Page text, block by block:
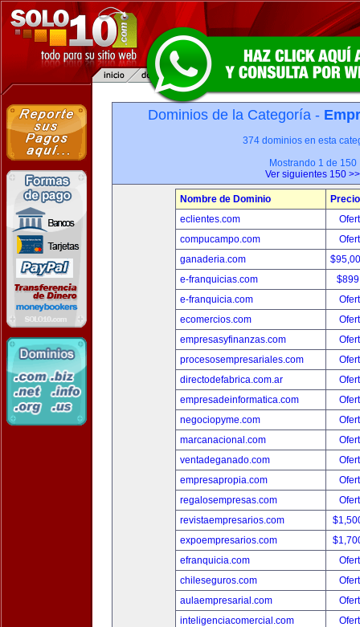
Dominios de la Categoría -
374 dominios en esta
Mostrando 1 de 150
Ver siguientes 150 >>
Nombre de Dominio
Precio
eclientes.com
compucampo.com
ganaderia.com
e-franquicias.com
e-franquicia.com
ecomercios.com
empresasyfinanzas.com
procesosempresariales.com
directodefabrica.com.ar
empresadeinformatica.com
negociopyme.com
marcanacional.com
ventadeganado.com
empresapropia.com
regalosempresas.com
revistaempresarios.com
expoempresarios.com
efranquicia.com
chileseguros.com
aulaempresarial.com
inteligenciacomercial.com